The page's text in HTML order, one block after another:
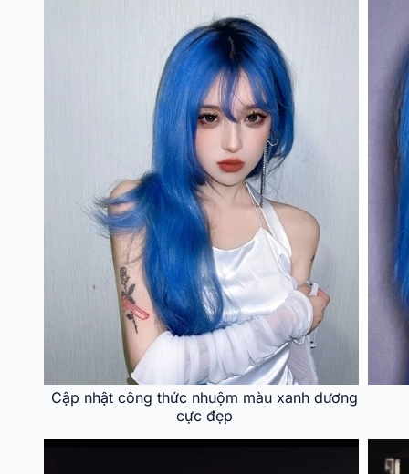
Cập nhật công thức nhuộm màu xanh dương
cực đẹp